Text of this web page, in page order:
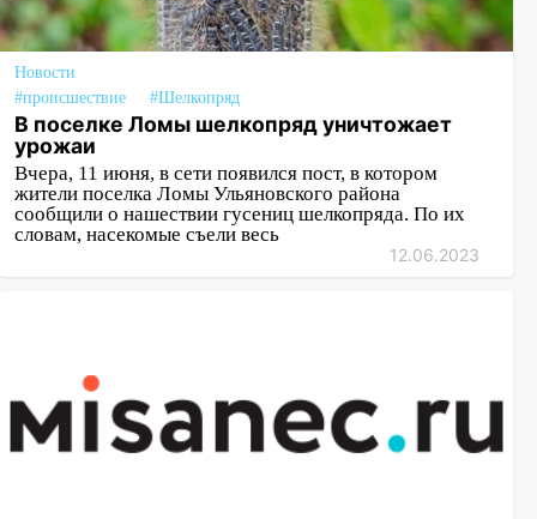
Новости
#происшествие
#Шелкопряд
В поселке Ломы шелкопряд уничтожает
урожаи
Вчера, 11 июня, в сети появился пост, в котором
жители поселка Ломы Ульяновского района
сообщили о нашествии гусениц шелкопряда. По их
словам, насекомые съели весь
12.06.2023